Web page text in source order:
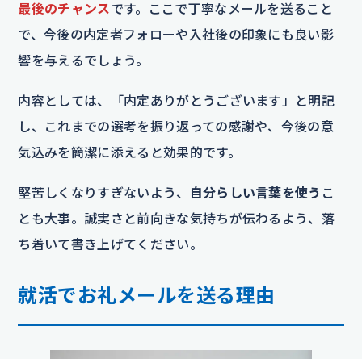
最後のチャンスです。ここで丁寧なメールを送ること
で、今後の内定者フォローや入社後の印象にも良い影
響を与えるでしょう。
内容としては、「内定ありがとうございます」と明記
し、これまでの選考を振り返っての感謝や、今後の意
気込みを簡潔に添えると効果的です。
堅苦しくなりすぎないよう、 自分らしい言葉を使う こ
とも大事。誠実さと前向きな気持ちが伝わるよう、落
ち着いて書き上げてください。
就活でお礼メールを送る理由